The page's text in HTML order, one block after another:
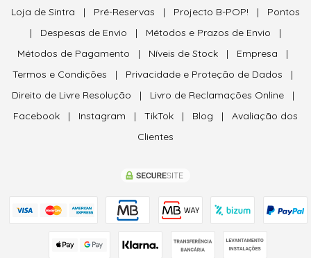
Loja de Sintra | Pré-Reservas | Projecto B-POP! | Pontos
| Despesas de Envio | Métodos e Prazos de Envio |
Métodos de Pagamento | Níveis de Stock | Empresa |
Termos e Condições | Privacidade e Proteção de Dados |
Direito de Livre Resolução | Livro de Reclamações Online|
Facebook | Instagram | TikTok | Blog | Avaliação dos
Clientes